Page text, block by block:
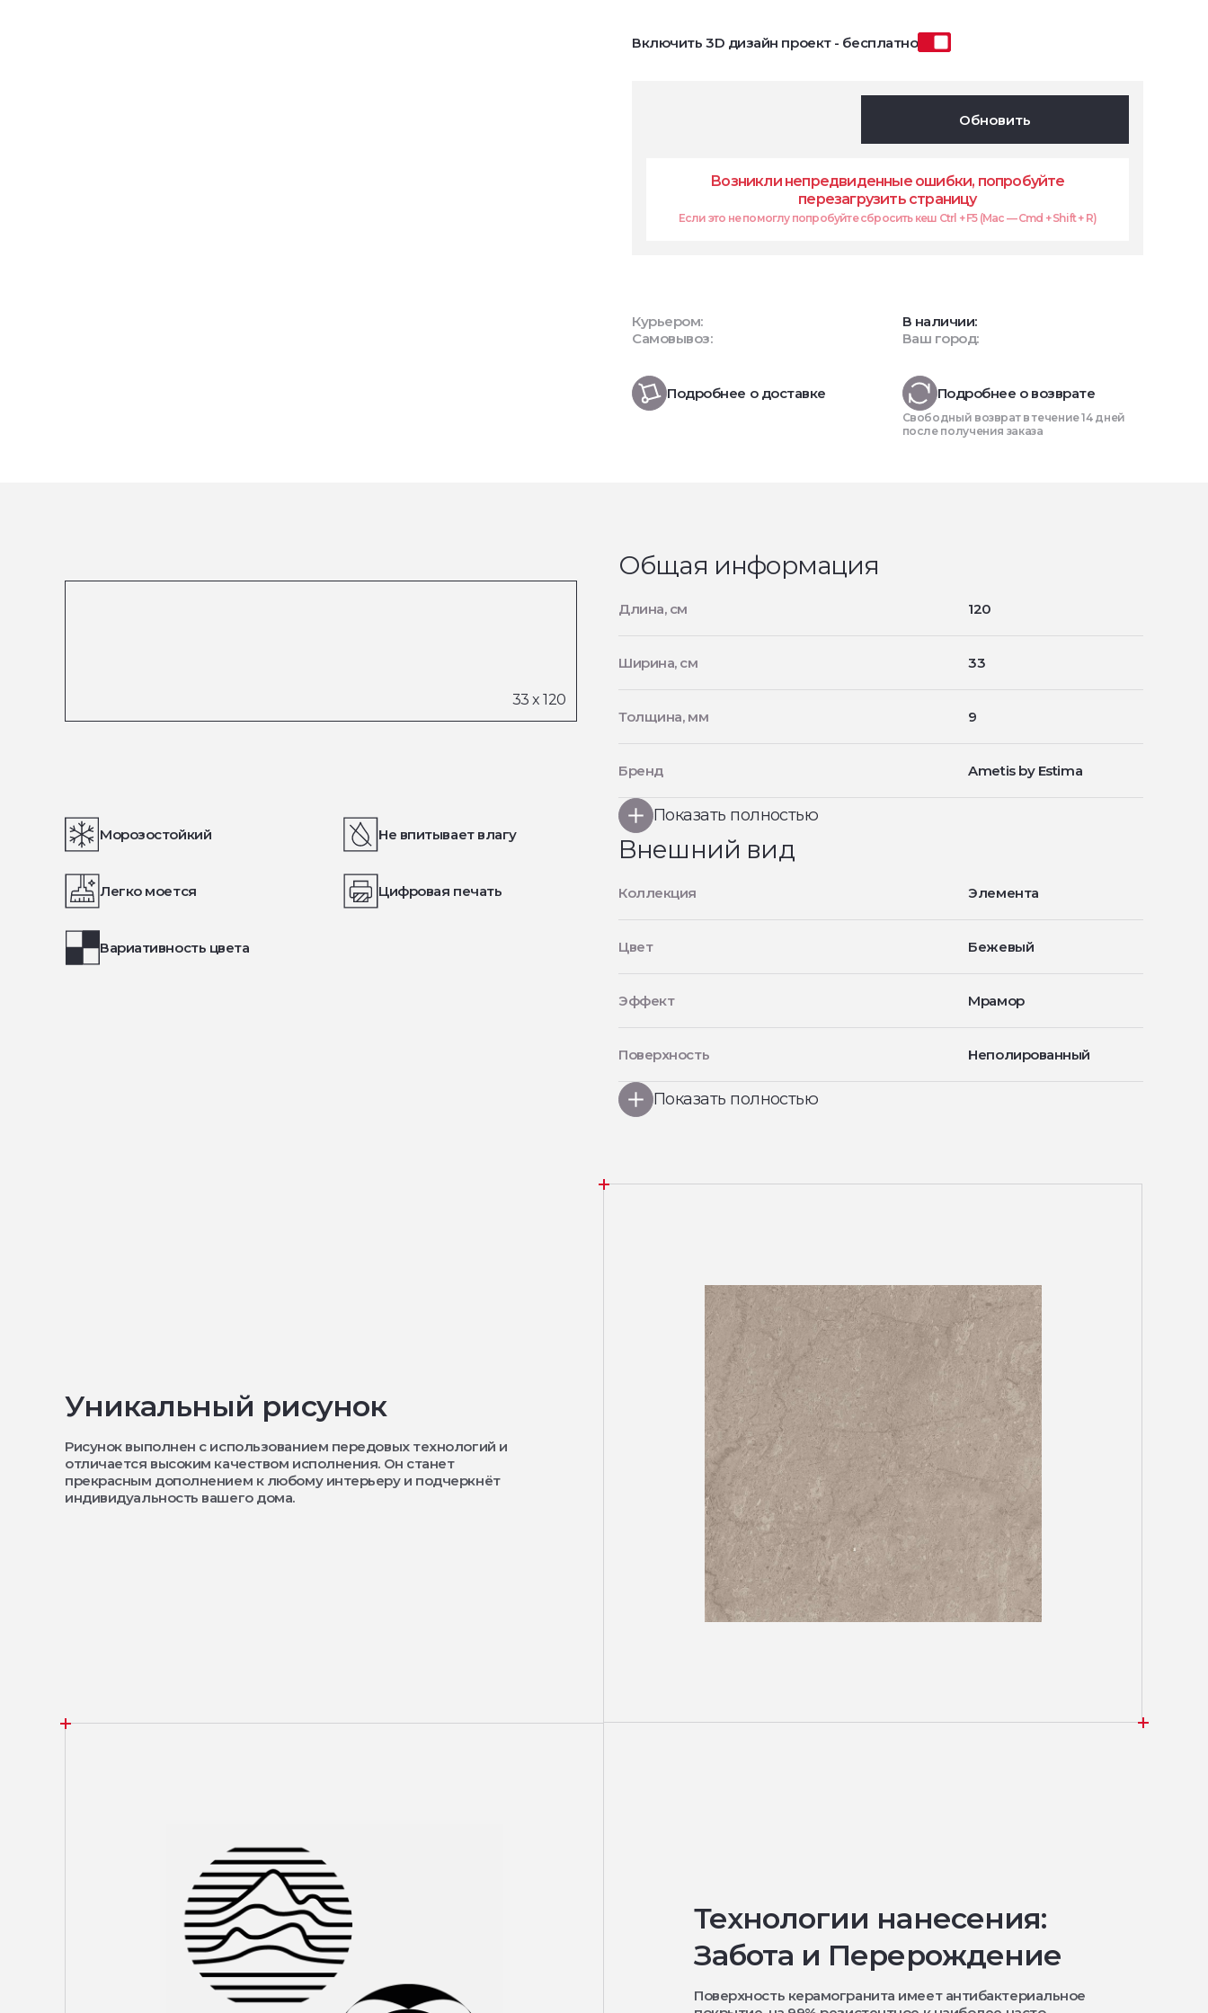
Включить 3D дизайн проект - бесплатно
Обновить
Возникли непредвиденные ошибки, попробуйте
перезагрузить страницу
Если это не помоглу попробуйте сбросить кеш Ctrl + F5 (Mac — Cmd + Shift + R)
Курьером:
Самовывоз:
В наличии:
Ваш город:
Подробнее о доставке Подробнее о возврате
Свободный возврат в течение 14 дней
после получения заказа
Морозостойкий Не впитывает влагу
Легко моется Цифровая печать
Вариативность цвета
Общая информация
Длина, см 120
Ширина, см 33
Толщина, мм 9
Бренд Ametis by Estima
Показать полностью
Внешний вид
Коллекция Элемента
Цвет Бежевый
Эффект Мрамор
Поверхность Неполированный
Показать полностью
Уникальный рисунок
Рисунок выполнен с использованием передовых технологий и
отличается высоким качеством исполнения. Он станет
прекрасным дополнением к любому интерьеру и подчеркнёт
индивидуальность вашего дома.
Технологии нанесения:
Забота и Перерождение
Поверхность керамогранита имеет антибактериальное